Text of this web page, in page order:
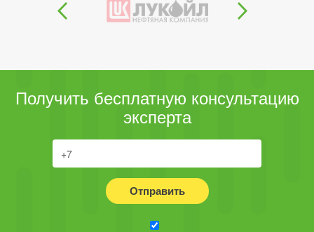
Получить бесплатную консультацию
эксперта
Отправить